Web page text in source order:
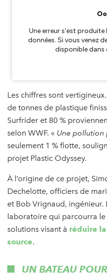
Les chiffres sont
de tonnes de plastique
Surfrider et 80 %
selon WWF. « Une pollution
seulement 1 % flotte,
projet Plastic Odyssey.
À l’origine de ce projet,
Dechelotte, officiers de
et Bob Vrignaud, ingénieur.
laboratoire qui parcourra
solutions visant à réduire
source.
UN BATEAU